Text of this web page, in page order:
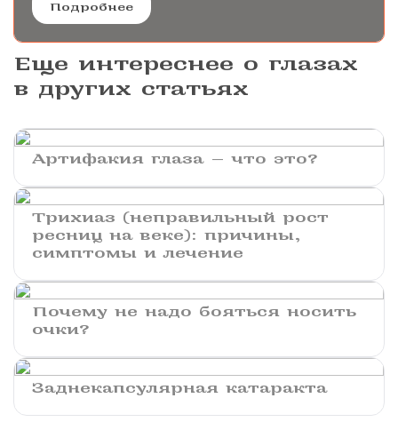
Подробнее
Еще интереснее о глазах
в других статьях
Артифакия глаза — что это?
Трихиаз (неправильный рост
ресниц на веке): причины,
симптомы и лечение
Почему не надо бояться носить
очки?
​​​​​Заднекапсулярная катаракта